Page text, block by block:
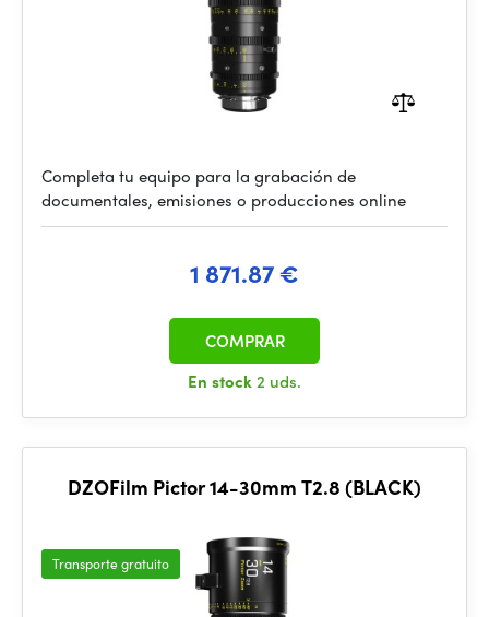
Completa tu equipo para la grabación de
documentales, emisiones o producciones online
1 871.87 €
En stock2 uds.
COMPRAR
DZOFilm Pictor 14-30mm T2.8 (BLACK)
Transporte gratuito